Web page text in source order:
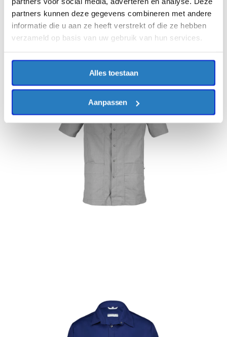
partners kunnen deze gegevens combineren met andere
informatie die u aan ze heeft verstrekt of die ze hebben
verzameld op basis van uw gebruik van hun services.
Alles toestaan
Aanpassen